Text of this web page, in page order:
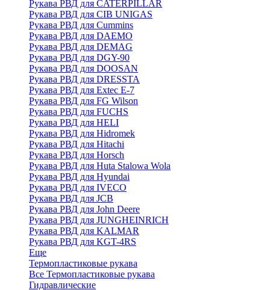
Рукава РВД для CATERPILLAR
Рукава РВД для CIB UNIGAS
Рукава РВД для Cummins
Рукава РВД для DAEMO
Рукава РВД для DEMAG
Рукава РВД для DGY-90
Рукава РВД для DOOSAN
Рукава РВД для DRESSTA
Рукава РВД для Extec E-7
Рукава РВД для FG Wilson
Рукава РВД для FUCHS
Рукава РВД для HELI
Рукава РВД для Hidromek
Рукава РВД для Hitachi
Рукава РВД для Horsch
Рукава РВД для Huta Stalowa Wola
Рукава РВД для Hyundai
Рукава РВД для IVECO
Рукава РВД для JCB
Рукава РВД для John Deere
Рукава РВД для JUNGHEINRICH
Рукава РВД для KALMAR
Рукава РВД для KGT-4RS
Еще
Термопластиковые рукава
Все Термопластиковые рукава
Гидравлические